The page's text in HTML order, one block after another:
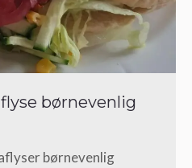
børnevenlig
børnevenlig